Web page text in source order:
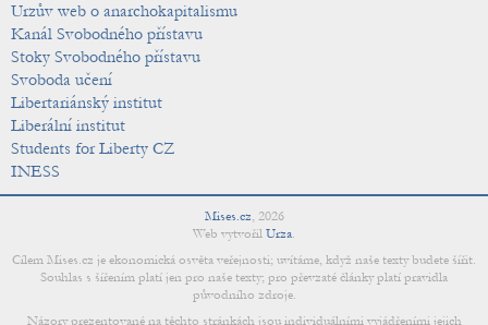
Urzův web o anarchokapitalismu
Kanál Svobodného přístavu
Stoky Svobodného přístavu
Svoboda učení
Libertariánský institut
Liberální institut
Students for Liberty CZ
INESS
Mises.cz, 2026
Web vytvořil Urza.
Cílem Mises.cz je ekonomická osvěta veřejnosti; uvítáme, když naše texty budete šířit.
Souhlas s šířením platí jen pro naše texty; pro převzaté články platí pravidla
původního zdroje.
Názory prezentované na těchto stránkách jsou individuálními vyjádřeními jejich